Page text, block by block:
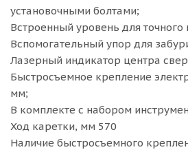
установочными болтами;
Встроенный уровень для
Вспомогательный упор для
Лазерный индикатор центра
Быстросъемное крепление
мм;
В комплекте с набором
Ход каретки, мм 570
Наличие быстросъемного